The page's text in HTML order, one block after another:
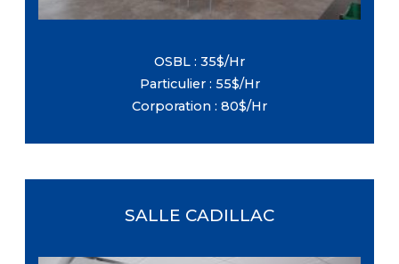
OSBL : 35$/Hr
Particulier : 55$/Hr
Corporation : 80$/Hr
SALLE CADILLAC